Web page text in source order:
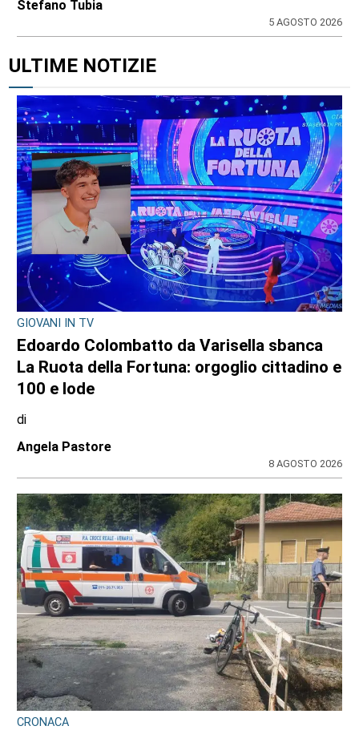
Stefano Tubia
5 AGOSTO 2026
ULTIME NOTIZIE
GIOVANI IN TV
Edoardo Colombatto da Varisella sbanca
La Ruota della Fortuna: orgoglio cittadino e
100 e lode
di
Angela Pastore
8 AGOSTO 2026
CRONACA